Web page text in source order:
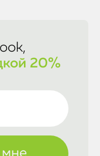
20%